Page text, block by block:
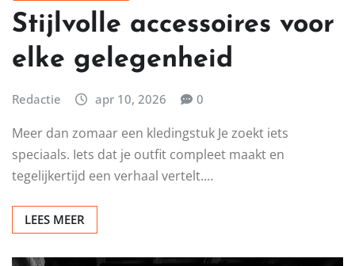
Stijlvolle accessoires voor
elke gelegenheid
Redactie apr 10, 2026 0
Meer dan zomaar een kledingstuk Je zoekt iets
speciaals. Iets dat je outfit compleet maakt en
tegelijkertijd een verhaal vertelt.…
LEES MEER